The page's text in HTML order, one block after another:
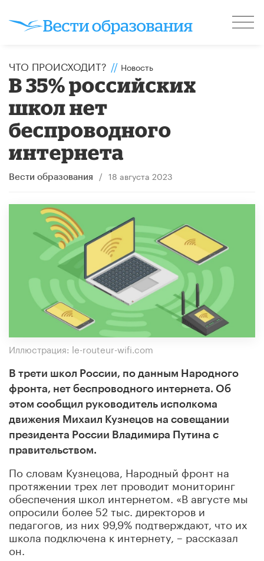
ЧТО ПРОИСХОДИТ? // Новость
В 35% российских
школ нет
беспроводного
интернета
Вести образования / 18 августа 2023
Иллюстрация: le-routeur-wifi.com
В трети школ России, по данным Народного
фронта, нет беспроводного интернета. Об
этом сообщил руководитель исполкома
движения Михаил Кузнецов на совещании
президента России Владимира Путина с
правительством.
По словам Кузнецова, Народный фронт на
протяжении трех лет проводит мониторинг
обеспечения школ интернетом. «В августе мы
опросили более 52 тыс. директоров и
педагогов, из них 99,9% подтверждают, что их
школа подключена к интернету, – рассказал
он.